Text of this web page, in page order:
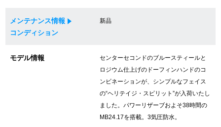
修理依頼をする
修理・メンテンナンスについて
メンテナンス情報
コンディション
新品
モデル情報
センターセコンドのブルースティールと
ロジウム仕上げのドーフィンハンドのコ
ンビネーションが、シンプルなフェイス
の“ヘリテイジ・スピリット”が入荷いたし
ました。パワーリザーブおよそ38時間の
MB24.17を搭載。3気圧防水。